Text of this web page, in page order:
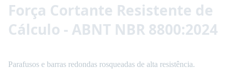
Força Cortante Resistente de
Cálculo - ABNT NBR 8800:2024
Parafusos e barras redondas rosqueadas de alta resistência.